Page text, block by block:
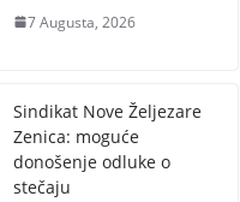
7 Augusta, 2026
Sindikat Nove Željezare
Zenica: moguće
donošenje odluke o
stečaju